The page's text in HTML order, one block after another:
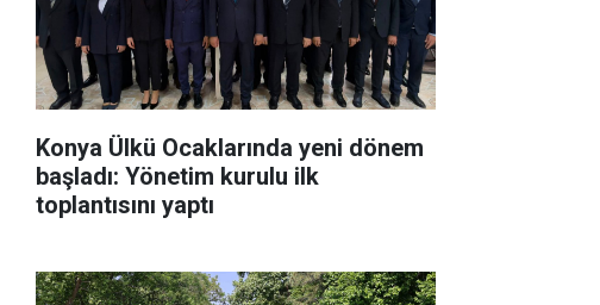
Konya Ülkü Ocaklarında yeni dönem
başladı: Yönetim kurulu ilk
toplantısını yaptı